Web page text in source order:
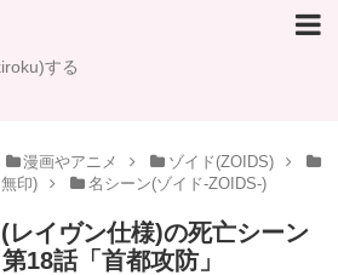
する
漫画やアニメ
ゾイド(ZOIDS)
印)
名シーン(ゾイド-ZOIDS-)
レイヴン仕様)の死亡シーン
18話「首都攻防」